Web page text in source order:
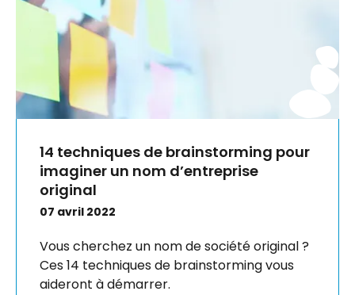
14 techniques de brainstorming pour
imaginer un nom d’entreprise
original
07 avril 2022
Vous cherchez un nom de société original ?
Ces 14 techniques de brainstorming vous
aideront à démarrer.